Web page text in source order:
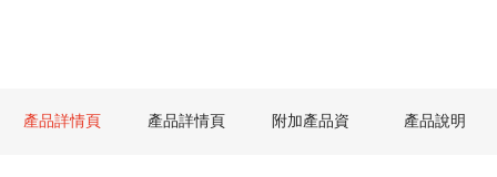
產品詳情頁 產品詳情頁 附加產品資 產品說明